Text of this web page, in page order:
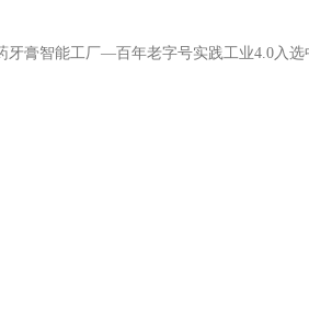
牙膏智能工厂—百年老字号实践工业4.0入